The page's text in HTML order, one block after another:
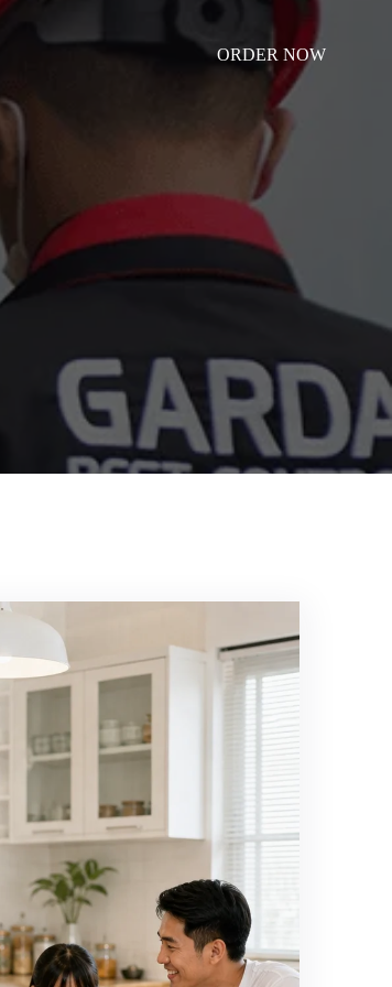
ORDER NOW